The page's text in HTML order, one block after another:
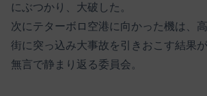
にぶつかり、大破した。
次にテターボロ空港に向かった機は、
街に突っ込み大事故を引きおこす結果が
無言で静まり返る委員会。